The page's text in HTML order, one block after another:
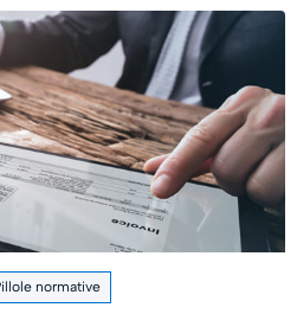
normative